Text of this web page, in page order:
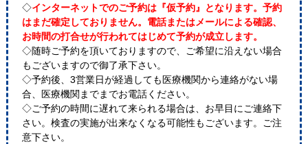
◇インターネットでのご予約は『仮予約』となります。予約
はまだ確定しておりません。電話またはメールによる確認、
お時間の打合せが行われてはじめて予約が成立します。
◇随時ご予約を頂いておりますので、ご希望に沿えない場合
もございますので御了承下さい。
◇予約後、3営業日が経過しても医療機関から連絡がない場
合、医療機関までまでお電話ください。
◇ご予約の時間に遅れて来られる場合は、お早目にご連絡下
さい。検査の実施が出来なくなる可能性もございます。ご注
意下さい。